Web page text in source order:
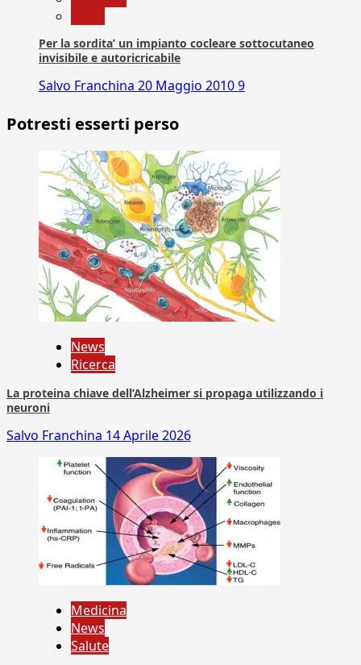
Per la sordita’ un impianto cocleare sottocutaneo
invisibile e autoricricabile
Salvo Franchina 20 Maggio 20109
Potresti esserti perso
News
Ricerca
La proteina chiave dell’Alzheimer si propaga utilizzando i
neuroni
Salvo Franchina 14 Aprile 2026
Medicina
News
Salute